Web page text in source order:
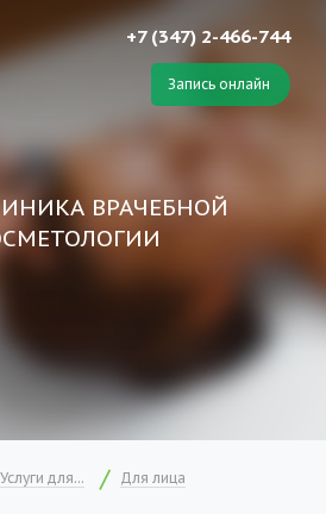
+7 (347) 2-466-744
Запись онлайн
ВРАЧЕБНОЙ
Услуги для... Для лица